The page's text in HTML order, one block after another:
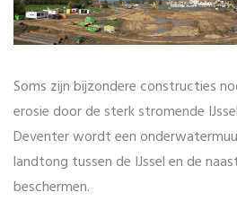
Soms zijn bijzondere constructies
erosie door de sterk stromende
Deventer wordt een
landtong tussen de IJssel en de
beschermen.